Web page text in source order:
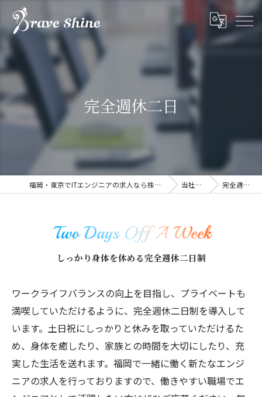
完全週休二日
福岡・東京でITエンジニアの求人なら株式会社ブレイブシャイン 当社を知る 完全週休二日
しっかり身体を休める完全週休二日制
Two Days Off A Week
ワークライフバランスの向上を目指し、プライベートも
満喫していただけるように、完全週休二日制を導入して
います。土日祝にしっかりと休みを取っていただけるた
め、身体を癒したり、家族との時間を大切にしたり、充
実した生活を送れます。福岡で一緒に働く新たなエンジ
ニアの求人を行っておりますので、働きやすい職場でエ